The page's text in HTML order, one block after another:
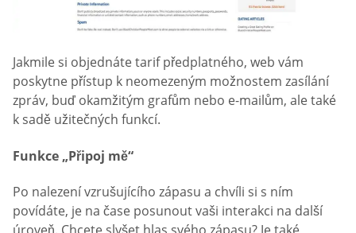
Jakmile si objednáte tarif předplatného, web vám
poskytne přístup k neomezeným možnostem zasílání
zpráv, buď okamžitým grafům nebo e-mailům, ale také
k sadě užitečných funkcí.
Funkce „Připoj mě“
Po nalezení vzrušujícího zápasu a chvíli si s ním
povídáte, je na čase posunout vaši interakci na další